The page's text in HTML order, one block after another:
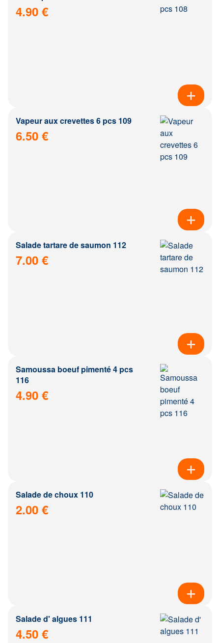
4.90 €
Vapeur aux crevettes 6 pcs 109
6.50 €
Salade tartare de saumon 112
7.00 €
Samoussa boeuf pimenté 4 pcs
116
4.90 €
Salade de choux 110
2.00 €
Salade d' algues 111
4.50 €